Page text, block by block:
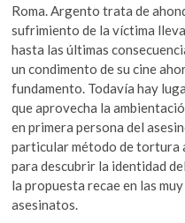
Roma. Argento trata de
sufrimiento de la víctima
hasta las últimas
un condimento de su cine
fundamento. Todavía hay
que aprovecha la
en primera persona del
particular método de tortura
para descubrir la identidad
la propuesta recae en las
asesinatos.